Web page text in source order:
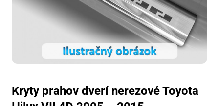
Kryty prahov dverí nerezové Toyota